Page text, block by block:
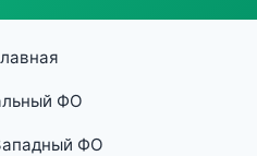
ФО
ФО